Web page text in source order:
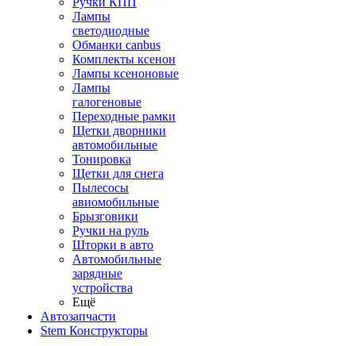
Лампы
светодиодные
Обманки canbus
Комплекты ксенон
Лампы ксеноновые
Лампы
галогеновые
Переходные рамки
Щетки дворники
автомобильные
Тонировка
Щетки для снега
Пылесосы
авиомобильные
Брызговики
Ручки на руль
Шторки в авто
Автомобильные
зарядные
устройства
Ещё
Автозапчасти
Stem Конструкторы